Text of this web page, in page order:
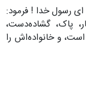
اى رسول خدا ! فرمود:
پاک، گشاده‌دست،
و خانواده‌اش را